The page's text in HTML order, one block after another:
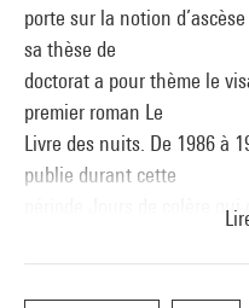
porte sur la notion
sa thèse de
doctorat a pour thème le
premier roman Le
Livre des nuits. De 1986 à
publie durant cette
période Jours de colère
singulière est composée, à
livres, romans